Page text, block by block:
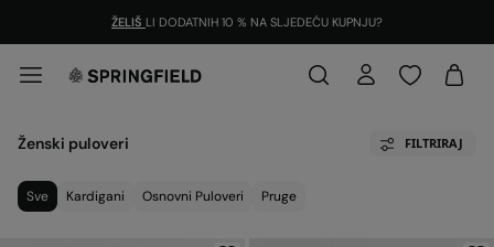
ŽELIŠ LI DODATNIH 10 % NA SLJEDEĆU KUPNJU?
Ženski puloveri FILTRIRAJ
Sve Kardigani Osnovni Puloveri Pruge